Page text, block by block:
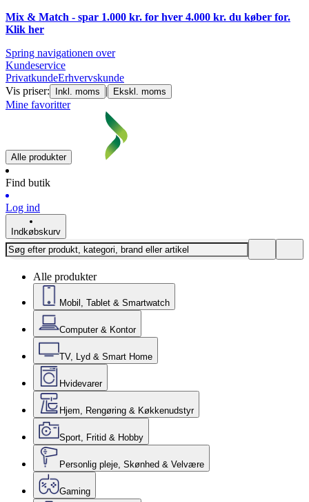
Mix & Match - spar 1.000 kr. for hver 4.000 kr. du køber for.
Klik her
Spring navigationen over
Kundeservice
PrivatkundeErhvervskunde
Vis priser:
Inkl. moms | Ekskl. moms
Mine favoritter
Alle produkter
Find butik
Log ind
Indkøbskurv
Alle produkter
Mobil, Tablet & Smartwatch
Computer & Kontor
TV, Lyd & Smart Home
Hvidevarer
Hjem, Rengøring & Køkkenudstyr
Sport, Fritid & Hobby
Personlig pleje, Skønhed & Velvære
Gaming